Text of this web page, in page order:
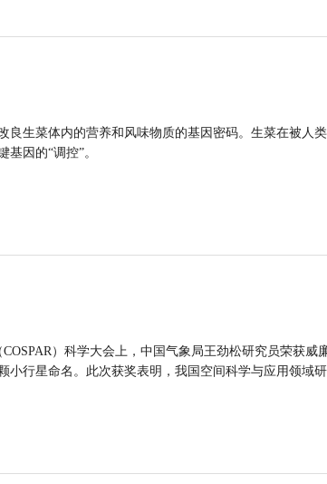
生菜体内的营养和风味物质的基因密码。生菜在被人
因的“调控”。
）科学大会上，中国气象局王劲松研究员荣获威
行星命名。此次获奖表明，我国空间科学与应用领域